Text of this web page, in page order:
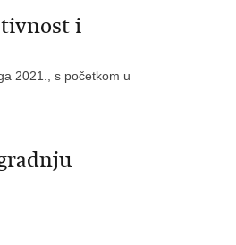
i
2021., s početkom u